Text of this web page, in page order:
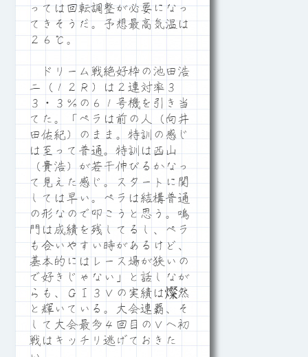
っては回転調整が必要になっ
てきそうだ。予想最高気温は
２６℃。
ドリーム戦絶好枠の池田浩
二（１２Ｒ）は２連対率３
３・３％の６１号機を引き当
てた。「ペラは前の人（向井
田佑紀）のまま。特訓の感じ
は至って普通。特訓は西山
（貴浩）が若干伸びるかなっ
て見えた感じ。スタートに関
しては早い。ペラは結構普通
の形なので叩こうと思う。鳴
門は成績を残してるし、ペラ
も合いやすい時があるけど、
基本的にはレース場が狭いの
で好きじゃない」と話しなが
らも、ＧⅠ３Ｖの実績は燦然
と輝いている。大会連覇、そ
して大会最多４回目のＶへ初
戦はキッチリ逃げておきた